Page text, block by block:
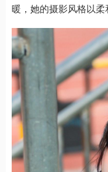
暖，她的摄影风格以柔